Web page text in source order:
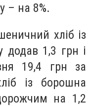
– на 8%.
хліб із
додав 1,3 грн і
19,4 грн за
із борошна
на 1,2